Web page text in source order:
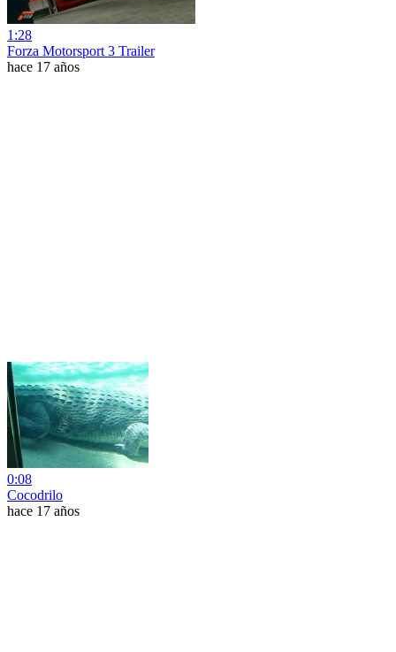
1:28
Forza Motorsport 3 Trailer
hace 17 años
0:08
Cocodrilo
hace 17 años